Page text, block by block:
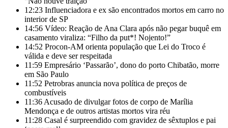
12:23 Influenciadora e ex são encontrados mortos em carro no
interior de SP
14:56 Vídeo: Reação de Ana Clara após não pegar buquê em
casamento viraliza: “Filho da put*! Nojento!”
14:52 Procon-AM orienta população que Lei do Troco é
válida e deve ser respeitada
11:59 Empresário ‘Passarão’, dono do porto Chibatão, morre
em São Paulo
11:52 Petrobras anuncia nova política de preços de
combustíveis
11:36 Acusado de divulgar fotos de corpo de Marília
Mendonça e de outros artistas mortos vira réu
11:28 Casal é surpreendido com gravidez de sêxtuplos e pai